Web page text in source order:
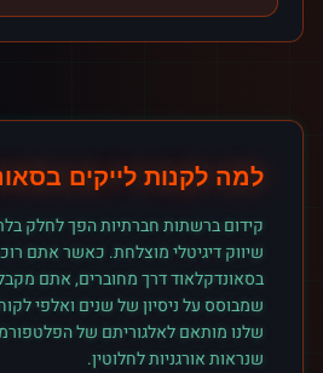
למה לקנות לייקים ב
קידום ברשתות חברתיות הפך לחלק
שיווק דיגיטלי מוצלחת. כאשר אתם
בסאונדקלאודדרך מחוברים, אתם
שמבוסס על ניסיון של שנים ואלפי
שלנו מותאם לאלגוריתם של
שנראות אורגניות לחלוטין.